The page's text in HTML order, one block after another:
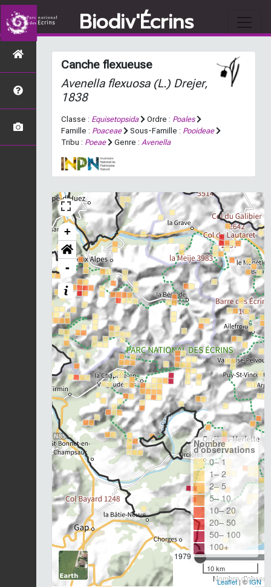
Biodiv'Écrins
Canche flexueuse
Avenella flexuosa(L.) Drejer,
1838
Classe : Equisetopsida Ordre : Poales
Famille : Poaceae Sous-Famille : Pooideae
Tribu : Poeae Genre : Avenella
+
-
1979
Nombre
Nombre
d'observations
0– 1
1– 2
2– 5
5– 10
10– 20
20– 50
50– 100
100+
10 km
Leaflet| ©IGN